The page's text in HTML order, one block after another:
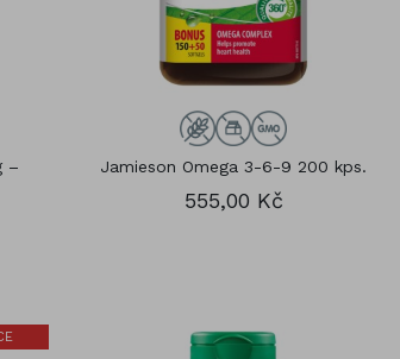
–
Jamieson Omega 3-6-9 200 kps.
555,00 Kč